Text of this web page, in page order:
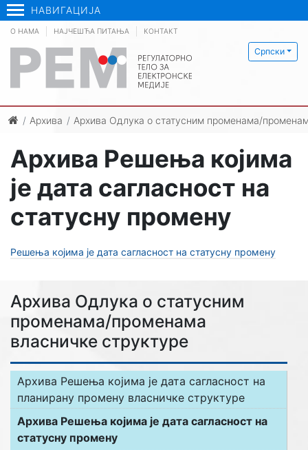
НАВИГАЦИЈА
Српски
О НАМА НАЈЧЕШЋА ПИТАЊА КОНТАКТ
Архива Архива Одлука о статусним променама/
Архива Одлука о статусним
променама/променама
власничке структуре
Архива Решења којима је дата сагласност на
планирану промену власничке структуре
Архива Решења којима је дата сагласност на
статусну промену
Архива Решења којима
је дата сагласност на
статусну промену
Решења којима је дата сагласност на статусну промену